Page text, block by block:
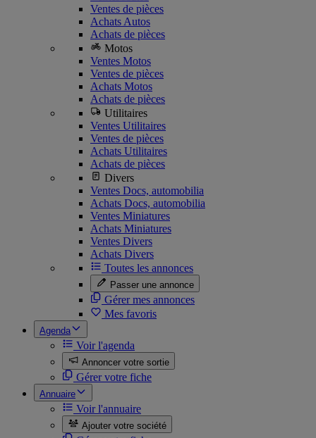
Ventes de pièces
Achats Autos
Achats de pièces
Motos
Ventes Motos
Ventes de pièces
Achats Motos
Achats de pièces
Utilitaires
Ventes Utilitaires
Ventes de pièces
Achats Utilitaires
Achats de pièces
Divers
Ventes Docs, automobilia
Achats Docs, automobilia
Ventes Miniatures
Achats Miniatures
Ventes Divers
Achats Divers
Toutes les annonces
Passer une annonce
Gérer mes annonces
Mes favoris
Agenda
Voir l'agenda
Annoncer votre sortie
Gérer votre fiche
Annuaire
Voir l'annuaire
Ajouter votre société